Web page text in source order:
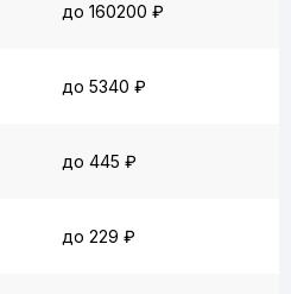
до 160200 ₽
до 5340 ₽
до 445 ₽
до 229 ₽